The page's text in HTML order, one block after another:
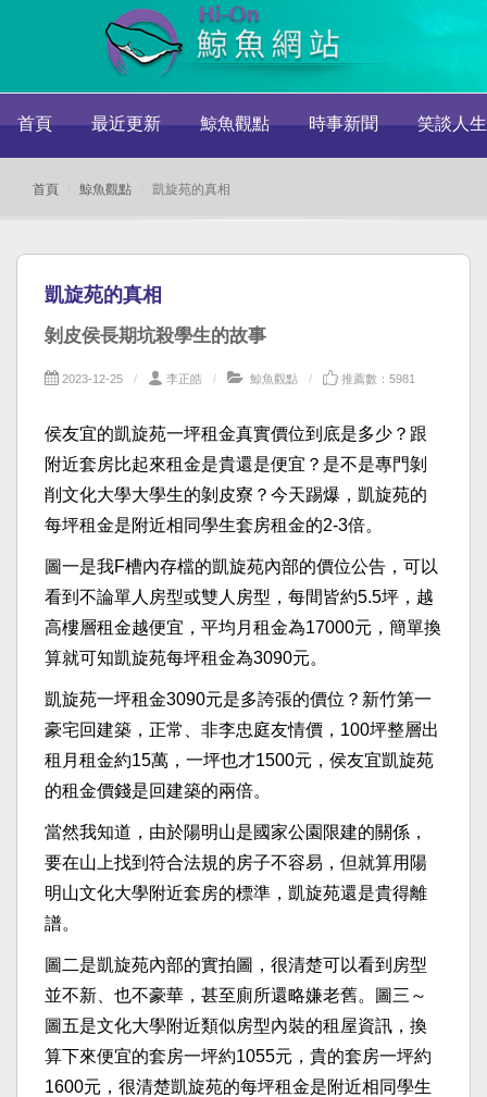
首頁 最近更新 鯨魚觀點 時事新聞 笑談人生
首頁 鯨魚觀點 凱旋苑的真相
凱旋苑的真相
剝皮侯長期坑殺學生的故事
2023-12-25 李正皓 鯨魚觀點 推薦數：5981
侯友宜的凱旋苑一坪租金真實價位到底是多少？跟
附近套房比起來租金是貴還是便宜？是不是專門剝
削文化大學大學生的剝皮寮？今天踢爆，凱旋苑的
每坪租金是附近相同學生套房租金的2-3倍。
圖一是我F槽內存檔的凱旋苑內部的價位公告，可以
看到不論單人房型或雙人房型，每間皆約5.5坪，越
高樓層租金越便宜，平均月租金為17000元，簡單換
算就可知凱旋苑每坪租金為3090元。
凱旋苑一坪租金3090元是多誇張的價位？新竹第一
豪宅回建築，正常、非李忠庭友情價，100坪整層出
租月租金約15萬，一坪也才1500元，侯友宜凱旋苑
的租金價錢是回建築的兩倍。
當然我知道，由於陽明山是國家公園限建的關係，
要在山上找到符合法規的房子不容易，但就算用陽
明山文化大學附近套房的標準，凱旋苑還是貴得離
譜。
圖二是凱旋苑內部的實拍圖，很清楚可以看到房型
並不新、也不豪華，甚至廁所還略嫌老舊。圖三～
圖五是文化大學附近類似房型內裝的租屋資訊，換
算下來便宜的套房一坪約1055元，貴的套房一坪約
1600元，很清楚凱旋苑的每坪租金是附近相同學生